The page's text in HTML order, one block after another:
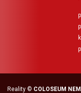
Reality © COLOSEUM